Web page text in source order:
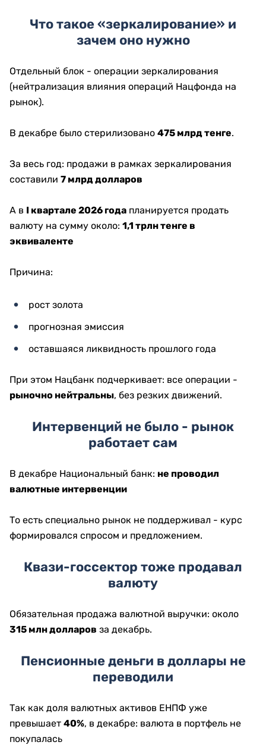
Что такое «зеркалирование» и
зачем оно нужно
Отдельный блок - операции зеркалирования
(нейтрализация влияния операций Нацфонда на
рынок).
В декабре было стерилизовано 475 млрд тенге.
За весь год: продажи в рамках зеркалирования
составили 7 млрд долларов
А в I квартале 2026 года планируется продать
валюту на сумму около: 1,1 трлн тенге в
эквиваленте
Причина:
рост золота
прогнозная эмиссия
оставшаяся ликвидность прошлого года
При этом Нацбанк подчеркивает: все операции -
рыночно нейтральны, без резких движений.
Интервенций не было - рынок
работает сам
В декабре Национальный банк: не проводил
валютные интервенции
То есть специально рынок не поддерживал - курс
формировался спросом и предложением.
Квази-госсектор тоже продавал
валюту
Обязательная продажа валютной выручки: около
315 млн долларов за декабрь.
Пенсионные деньги в доллары не
переводили
Так как доля валютных активов ЕНПФ уже
превышает 40%, в декабре: валюта в портфель не
покупалась